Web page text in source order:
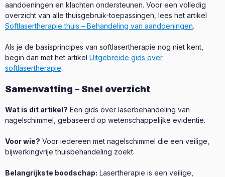
aandoeningen en klachten ondersteunen. Voor een volledig
overzicht van alle thuisgebruik-toepassingen, lees het artikel
Softlasertherapie thuis – Behandeling van aandoeningen.
Als je de basisprincipes van softlasertherapie nog niet kent,
begin dan met het artikel Uitgebreide gids over
softlasertherapie.
Samenvatting – Snel overzicht
Wat is dit artikel? Een gids over laserbehandeling van
nagelschimmel, gebaseerd op wetenschappelijke evidentie.
Voor wie? Voor iedereen met nagelschimmel die een veilige,
bijwerkingvrije thuisbehandeling zoekt.
Belangrijkste boodschap: Lasertherapie is een veilige,